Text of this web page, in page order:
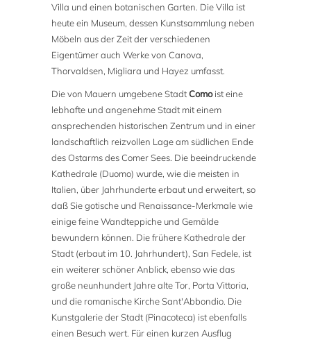
Villa und einen botanischen Garten. Die Villa ist
heute ein Museum, dessen Kunstsammlung neben
Möbeln aus der Zeit der verschiedenen
Eigentümer auch Werke von Canova,
Thorvaldsen, Migliara und Hayez umfasst.
Die von Mauern umgebene StadtComoist eine
lebhafte und angenehme Stadt mit einem
ansprechenden historischen Zentrum und in einer
landschaftlich reizvollen Lage am südlichen Ende
des Ostarms des Comer Sees. Die beeindruckende
Kathedrale (Duomo) wurde, wie die meisten in
Italien, über Jahrhunderte erbaut und erweitert, so
daß Sie gotische und Renaissance-Merkmale wie
einige feine Wandteppiche und Gemälde
bewundern können. Die frühere Kathedrale der
Stadt (erbaut im 10. Jahrhundert), San Fedele, ist
ein weiterer schöner Anblick, ebenso wie das
große neunhundert Jahre alte Tor, Porta Vittoria,
und die romanische Kirche Sant'Abbondio. Die
Kunstgalerie der Stadt (Pinacoteca) ist ebenfalls
einen Besuch wert. Für einen kurzen Ausflug